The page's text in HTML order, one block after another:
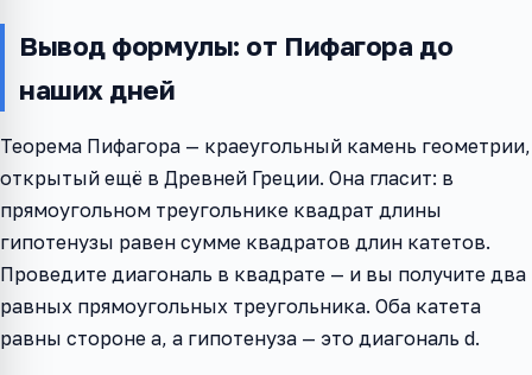
Вывод формулы: от Пифагора до
наших дней
Теорема Пифагора — краеугольный камень геометрии,
открытый ещё в Древней Греции. Она гласит: в
прямоугольном треугольнике квадрат длины
гипотенузы равен сумме квадратов длин катетов.
Проведите диагональ в квадрате — и вы получите два
равных прямоугольных треугольника. Оба катета
равны стороне a, а гипотенуза — это диагональ d.